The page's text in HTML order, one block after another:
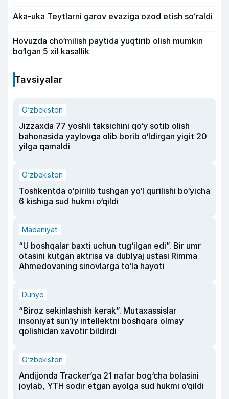
Aka-uka Teytlarni garov evaziga ozod etish soʻraldi
Hovuzda cho‘milish paytida yuqtirib olish mumkin
bo‘lgan 5 xil kasallik
Tavsiyalar
O‘zbekiston
Jizzaxda 77 yoshli taksichini qo‘y sotib olish
bahonasida yaylovga olib borib o‘ldirgan yigit 20
yilga qamaldi
O‘zbekiston
Toshkentda o‘pirilib tushgan yo‘l qurilishi bo‘yicha
6 kishiga sud hukmi o‘qildi
Madaniyat
“U boshqalar baxti uchun tug‘ilgan edi”. Bir umr
otasini kutgan aktrisa va dublyaj ustasi Rimma
Ahmedovaning sinovlarga to‘la hayoti
Dunyo
“Biroz sekinlashish kerak”. Mutaxassislar
insoniyat sun’iy intellektni boshqara olmay
qolishidan xavotir bildirdi
O‘zbekiston
Andijonda Tracker’ga 21 nafar bog‘cha bolasini
joylab, YTH sodir etgan ayolga sud hukmi o‘qildi